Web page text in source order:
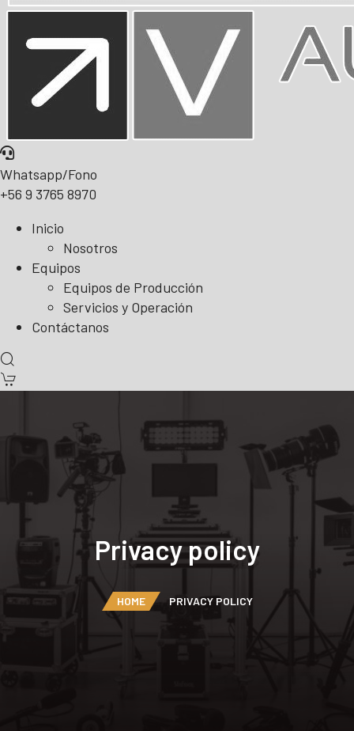
Whatsapp/Fono
+56 9 3765 8970
Inicio
Nosotros
Equipos
Equipos de Producción
Servicios y Operación
Contáctanos
Privacy policy
HOME PRIVACY POLICY